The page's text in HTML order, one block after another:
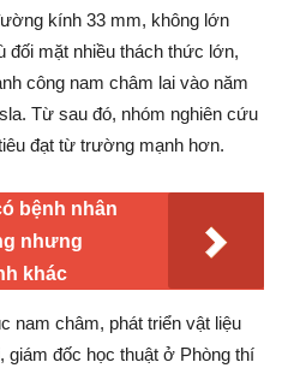
kính 33 mm, không lớn
đối mặt nhiều thách thức lớn,
công nam châm lai vào năm
Từ sau đó, nhóm nghiên cứu
đạt từ trường mạnh hơn.
bệnh nhân
nhưng
khác
nam châm, phát triển vật liệu
giám đốc học thuật ở Phòng thí